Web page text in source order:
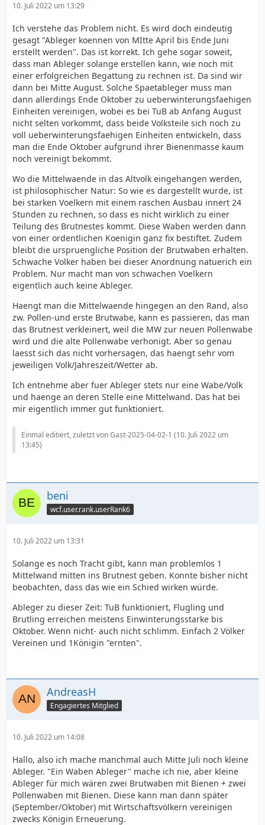
10. Juli 2022 um 13:29
Ich verstehe das Problem nicht. Es wird doch eindeutig
gesagt "Ableger koennen von MItte April bis Ende Juni
erstellt werden". Das ist korrekt. Ich gehe sogar soweit,
dass man Ableger solange erstellen kann, wie noch mit
einer erfolgreichen Begattung zu rechnen ist. Da sind wir
dann bei Mitte August. Solche Spaetableger muss man
dann allerdings Ende Oktober zu ueberwinterungsfaehigen
Einheiten vereinigen, wobei es bei TuB ab Anfang August
nicht selten vorkommt, dass beide Volksteile sich noch zu
voll ueberwinterungsfaehigen Einheiten entwickeln, dass
man die Ende Oktober aufgrund ihrer Bienenmasse kaum
noch vereinigt bekommt.
Wo die Mittelwaende in das Altvolk eingehangen werden,
ist philosophischer Natur: So wie es dargestellt wurde, ist
bei starken Voelkern mit einem raschen Ausbau innert 24
Stunden zu rechnen, so dass es nicht wirklich zu einer
Teilung des Brutnestes kommt. Diese Waben werden dann
von einer ordentlichen Koenigin ganz fix bestiftet. Zudem
bleibt die urspruengliche Position der Brutwaben erhalten.
Schwache Volker haben bei dieser Anordnung natuerich ein
Problem. Nur macht man von schwachen Voelkern
eigentlich auch keine Ableger.
Haengt man die Mittelwaende hingegen an den Rand, also
zw. Pollen-und erste Brutwabe, kann es passieren, das man
das Brutnest verkleinert, weil die MW zur neuen Pollenwabe
wird und die alte Pollenwabe verhonigt. Aber so genau
laesst sich das nicht vorhersagen, das haengt sehr vom
jeweiligen Volk/Jahreszeit/Wetter ab.
Ich entnehme aber fuer Ableger stets nur eine Wabe/Volk
und haenge an deren Stelle eine Mittelwand. Das hat bei
mir eigentlich immer gut funktioniert.
Einmal editiert, zuletzt von Gast-2025-04-02-1 (10. Juli 2022 um
13:45)
beni
wcf.user.rank.userRank6
10. Juli 2022 um 13:31
Solange es noch Tracht gibt, kann man problemlos 1
Mittelwand mitten ins Brutnest geben. Konnte bisher nicht
beobachten, dass das wie ein Schied wirken würde.
Ableger zu dieser Zeit: TuB funktioniert, Flugling und
Brutling erreichen meistens Einwinterungsstarke bis
Oktober. Wenn nicht- auch nicht schlimm. Einfach 2 Völker
Vereinen und 1Königin "ernten".
AndreasH
Engagiertes Mitglied
10. Juli 2022 um 14:08
Hallo, also ich mache manchmal auch Mitte Juli noch kleine
Ableger. "Ein Waben Ableger" mache ich nie, aber kleine
Ableger für mich wären zwei Brutwaben mit Bienen + zwei
Pollenwaben mit Bienen. Diese kann man dann später
(September/Oktober) mit Wirtschaftsvölkern vereinigen
zwecks Königin Erneuerung.